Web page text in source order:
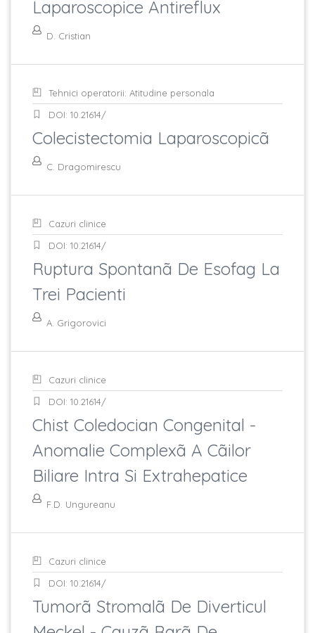
Laparoscopice Antireflux
D. Cristian
Tehnici operatorii: Atitudine personala
DOI: 10.21614/
Colecistectomia Laparoscopicã
C. Dragomirescu
Cazuri clinice
DOI: 10.21614/
Ruptura Spontanã De Esofag La
Trei Pacienti
A. Grigorovici
Cazuri clinice
DOI: 10.21614/
Chist Coledocian Congenital -
Anomalie Complexã A Cãilor
Biliare Intra Si Extrahepatice
F.D. Ungureanu
Cazuri clinice
DOI: 10.21614/
Tumorã Stromalã De Diverticul